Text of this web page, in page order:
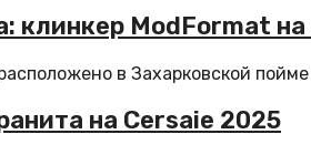
клинкер ModFormat
в Захарковской
на Cersaie 2025